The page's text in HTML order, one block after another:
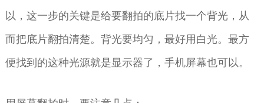
以，这一步的关键是给要翻拍的底片找一个背光，从
而把底片翻拍清楚。背光要均匀，最好用白光。最方
便找到的这种光源就是显示器了，手机屏幕也可以。